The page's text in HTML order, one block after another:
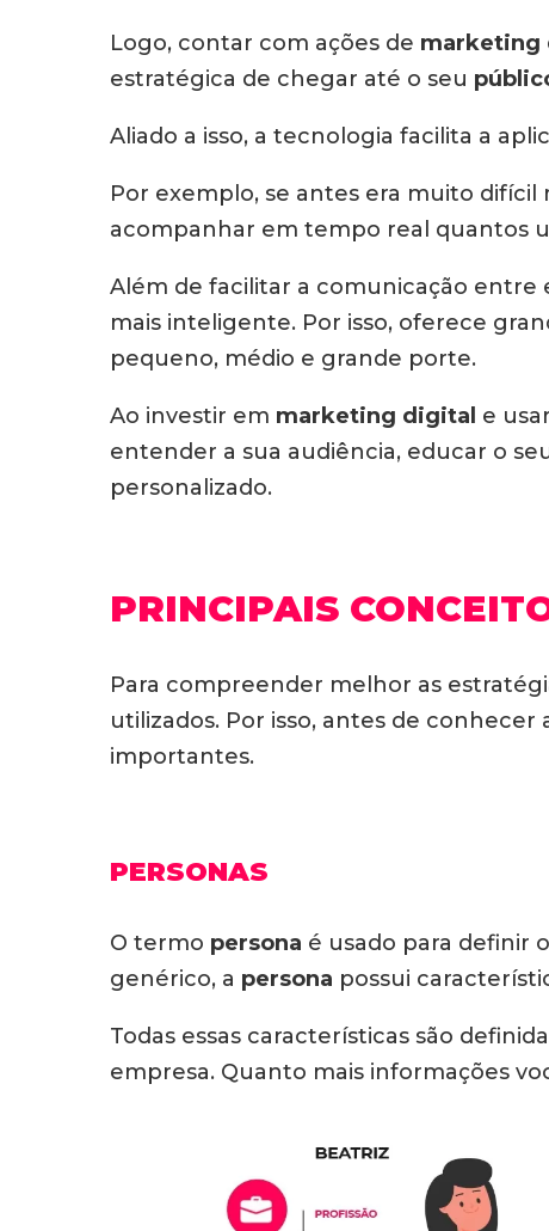
Logo, contar com ações de marketing
estratégica de chegar até o seu
Aliado a isso, a tecnologia facilita a
Por exemplo, se antes era muito
acompanhar em tempo real quantos
Além de facilitar a comunicação entre
mais inteligente. Por isso, oferece
pequeno, médio e grande porte.
Ao investir em marketing digital e
entender a sua audiência, educar o
personalizado.
PRINCIPAIS
Para compreender melhor as
utilizados. Por isso, antes de
importantes.
PERSONAS
O termo persona é usado para definir o
genérico, a persona possui
Todas essas características são
empresa. Quanto mais informações